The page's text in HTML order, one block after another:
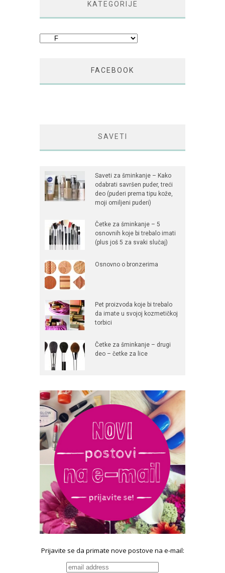
KATEGORIJE
Kategorije
FACEBOOK
SAVETI
Saveti za šminkanje – Kako
odabrati savršen puder, treći
deo (puderi prema tipu kože,
moji omiljeni puderi)
Četke za šminkanje – 5
osnovnih koje bi trebalo imati
(plus još 5 za svaki slučaj)
Osnovno o bronzerima
Pet proizvoda koje bi trebalo
da imate u svojoj kozmetičkoj
torbici
Četke za šminkanje – drugi
deo – četke za lice
Prijavite se da primate nove postove na e-mail: